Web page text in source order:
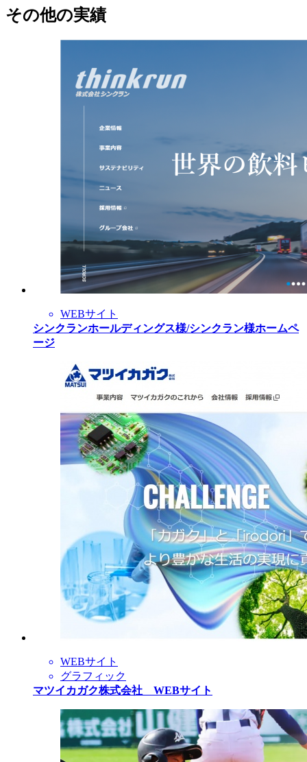
その他の実績
WEBサイト
シンクランホールディングス様/シンクラン様ホームペ
ージ
WEBサイト
グラフィック
マツイカガク株式会社 WEBサイト